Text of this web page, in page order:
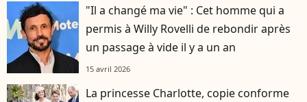
"Il a changé ma vie" : Cet homme qui a
permis à Willy Rovelli de rebondir après
un passage à vide il y a un an
15 avril 2026
La princesse Charlotte, copie conforme